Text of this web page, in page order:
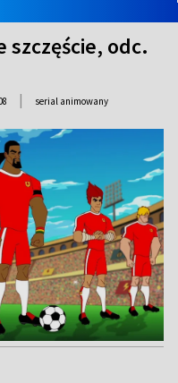
szczęście, odc.
| serial animowany